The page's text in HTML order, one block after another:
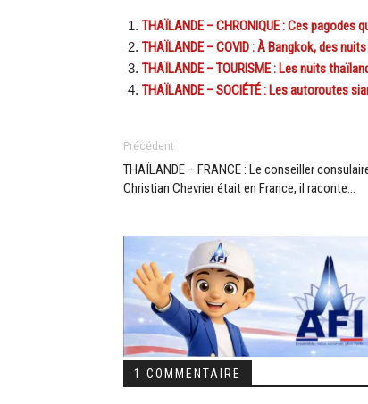
THAÏLANDE – CHRONIQUE : Ces
THAÏLANDE – COVID : À Bangkok, des
THAÏLANDE – TOURISME : Les nuits
THAÏLANDE – SOCIÉTÉ : Les autoroutes
Précédent
THAÏLANDE – FRANCE : Le conseiller
Christian Chevrier était en France, il raconte…
1 COMMENTAIRE